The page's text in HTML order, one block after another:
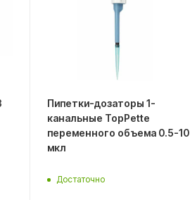
Пипетки-дозаторы 1-
канальные TopPette
переменного объема 0.5-10
мкл
Достаточно